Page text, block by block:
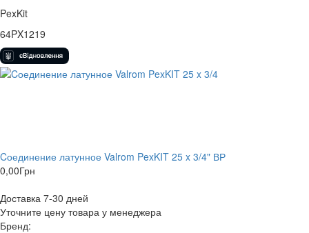
PexKit
64PX1219
Cоединение латунное Valrom PexKIT 25 x 3/4" ВР
0,00Грн
Доставка 7-30 дней
Уточните цену товара у менеджера
Бренд: